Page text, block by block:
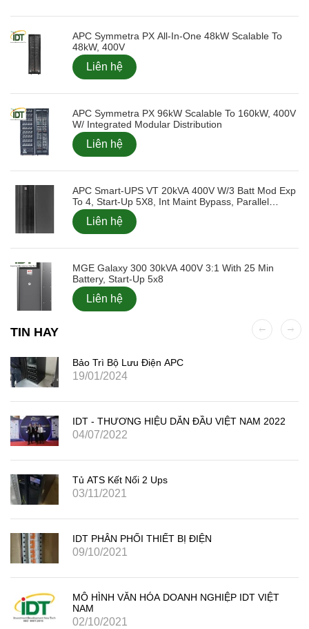
APC Symmetra PX All-In-One 48kW Scalable To
48kW, 400V
Liên hệ
APC Symmetra PX 96kW Scalable To 160kW, 400V
W/ Integrated Modular Distribution
Liên hệ
APC Smart-UPS VT 20kVA 400V W/3 Batt Mod Exp
To 4, Start-Up 5X8, Int Maint Bypass, Parallel
Capable
Liên hệ
MGE Galaxy 300 30kVA 400V 3:1 With 25 Min
Battery, Start-Up 5x8
Liên hệ
TIN HAY
Bảo Trì Bộ Lưu Điện APC
19/01/2024
IDT - THƯƠNG HIỆU DẪN ĐẦU VIỆT NAM 2022
04/07/2022
Tủ ATS Kết Nối 2 Ups
03/11/2021
IDT PHÂN PHỐI THIẾT BỊ ĐIỆN
09/10/2021
MÔ HÌNH VĂN HÓA DOANH NGHIỆP IDT VIỆT
NAM
02/10/2021